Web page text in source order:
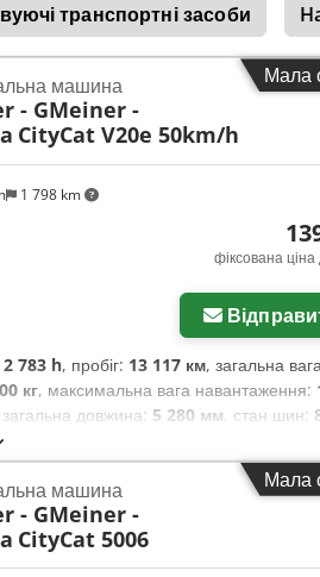
транспортні засоби
Мала
1 798 km
машина
- GMeiner -
CityCat V20e 50km/h
фіксована
2 783 h, пробіг: 13 117 км, загальна
кг, максимальна вага навантаження:
довжина: 5 280 мм, стан шин:
шини:
Мала
машина
- GMeiner -
CityCat 5006